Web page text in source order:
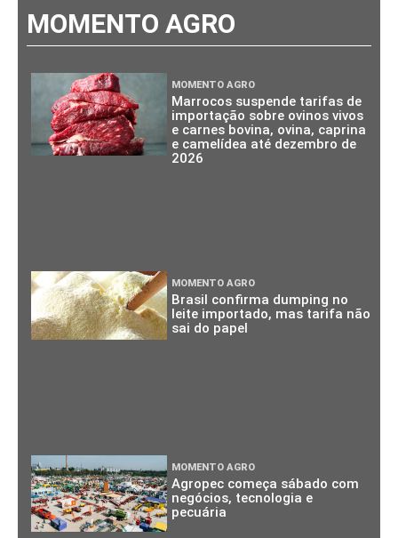
MOMENTO AGRO
MOMENTO AGRO
Marrocos suspende tarifas de
importação sobre ovinos vivos
e carnes bovina, ovina, caprina
e camelídea até dezembro de
2026
MOMENTO AGRO
Brasil confirma dumping no
leite importado, mas tarifa não
sai do papel
MOMENTO AGRO
Agropec começa sábado com
negócios, tecnologia e
pecuária